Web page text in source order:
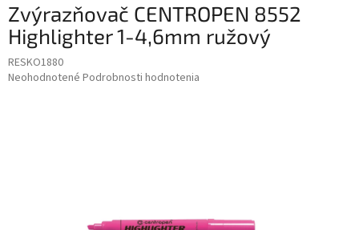
Zvýrazňovač CENTROPEN 8552
Highlighter 1-4,6mm ružový
RESKO1880
Priemerné
Neohodnotené Podrobnosti hodnotenia